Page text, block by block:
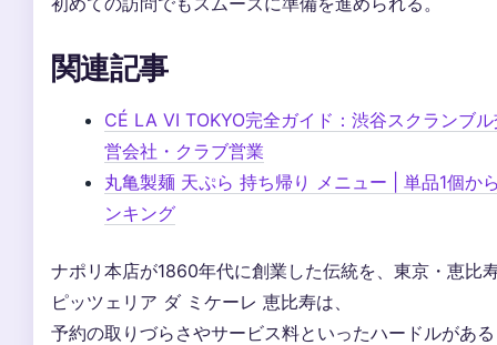
関連記事
CÉ LA VI TOKYO完全ガイド：渋谷スクランブ
営会社・クラブ営業
丸亀製麺 天ぷら 持ち帰り メニュー | 単品1個か
ンキング
ナポリ本店が1860年代に創業した伝統を、東京・恵比
ピッツェリア ダ ミケーレ 恵比寿は、
予約の取りづらさやサービス料といったハードルがあ